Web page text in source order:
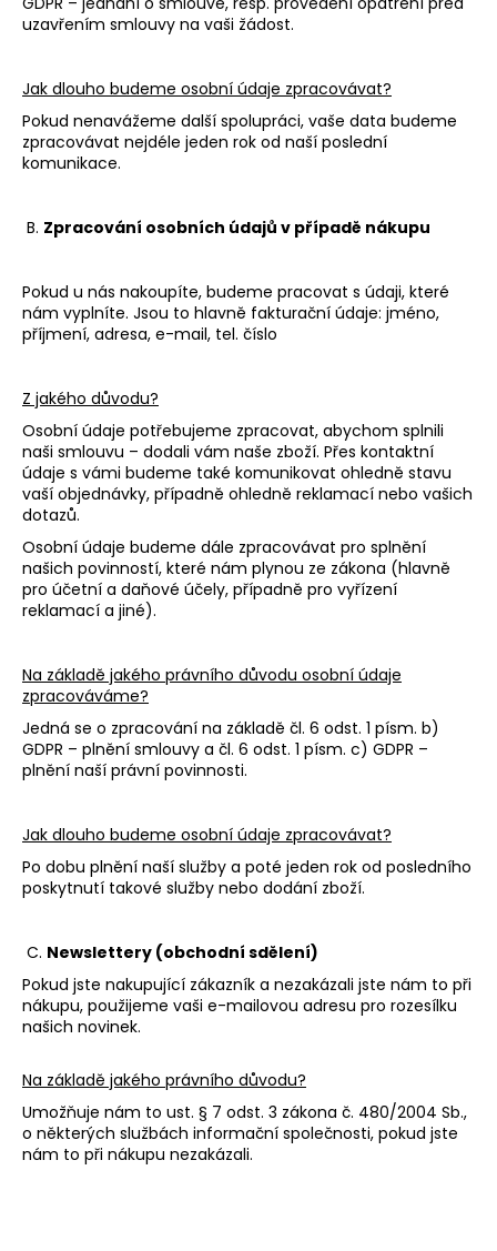
uzavřením smlouvy na vaši žádost.
Jak dlouho budeme osobní údaje zpracovávat?
Pokud nenavážeme další spolupráci, vaše data budeme
zpracovávat nejdéle jeden rok od naší poslední
komunikace.
B. Zpracování osobních údajů v případě nákupu
Pokud u nás nakoupíte, budeme pracovat s údaji, které
nám vyplníte. Jsou to hlavně fakturační údaje: jméno,
příjmení, adresa, e-mail, tel. číslo
Z jakého důvodu?
Osobní údaje potřebujeme zpracovat, abychom splnili
naši smlouvu – dodali vám naše zboží. Přes kontaktní
údaje s vámi budeme také komunikovat ohledně stavu
vaší objednávky, případně ohledně reklamací nebo vašich
dotazů.
Osobní údaje budeme dále zpracovávat pro splnění
našich povinností, které nám plynou ze zákona (hlavně
pro účetní a daňové účely, případně pro vyřízení
reklamací a jiné).
Na základě jakého právního důvodu osobní údaje
zpracováváme?
Jedná se o zpracování na základě čl. 6 odst. 1 písm. b)
GDPR – plnění smlouvy a čl. 6 odst. 1 písm. c) GDPR –
plnění naší právní povinnosti.
Jak dlouho budeme osobní údaje zpracovávat?
Po dobu plnění naší služby a poté jeden rok od posledního
poskytnutí takové služby nebo dodání zboží.
C. Newslettery (obchodní sdělení)
Pokud jste nakupující zákazník a nezakázali jste nám to při
nákupu, použijeme vaši e-mailovou adresu pro rozesílku
našich novinek.
Na základě jakého právního důvodu?
Umožňuje nám to ust. § 7 odst. 3 zákona č. 480/2004 Sb.,
o některých službách informační společnosti, pokud jste
nám to při nákupu nezakázali.